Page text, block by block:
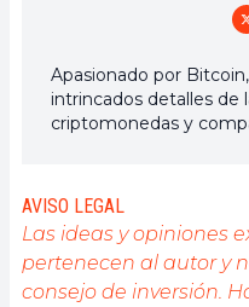
Apasionado por
intrincados detalles de
criptomonedas y
garantizadas para
Bitcoin es la
posible.
AVISO LEGAL
Las ideas y opiniones
pertenecen al autor y
consejo de inversión.